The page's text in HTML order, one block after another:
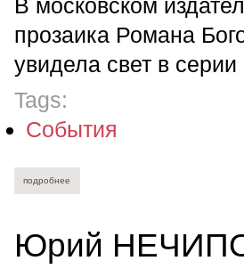
В московском
прозаика Романа
увидела свет в
Tags:
События
подробнее
Юрий